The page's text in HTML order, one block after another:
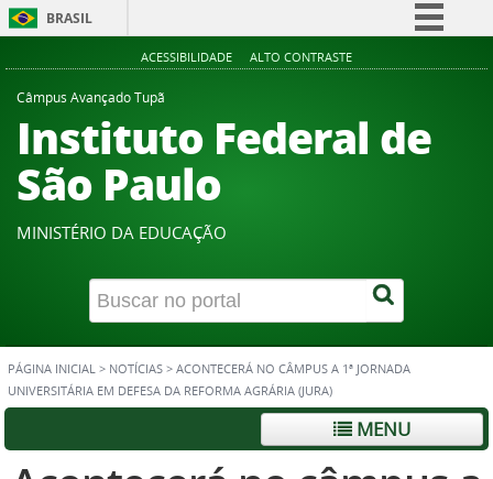
BRASIL
Simplifique!
Participe
Acesso à informação
ACESSIBILIDADE ALTO CONTRASTE
Câmpus Avançado Tupã
Instituto Federal de
São Paulo
MINISTÉRIO DA EDUCAÇÃO
PÁGINA INICIAL > NOTÍCIAS > ACONTECERÁ NO CÂMPUS A 1ª JORNADA
UNIVERSITÁRIA EM DEFESA DA REFORMA AGRÁRIA (JURA)
MENU